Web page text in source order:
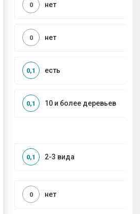
нет
0
нет
0
есть
0,1
10 и более деревьев
0,1
2-3 вида
0,1
нет
0